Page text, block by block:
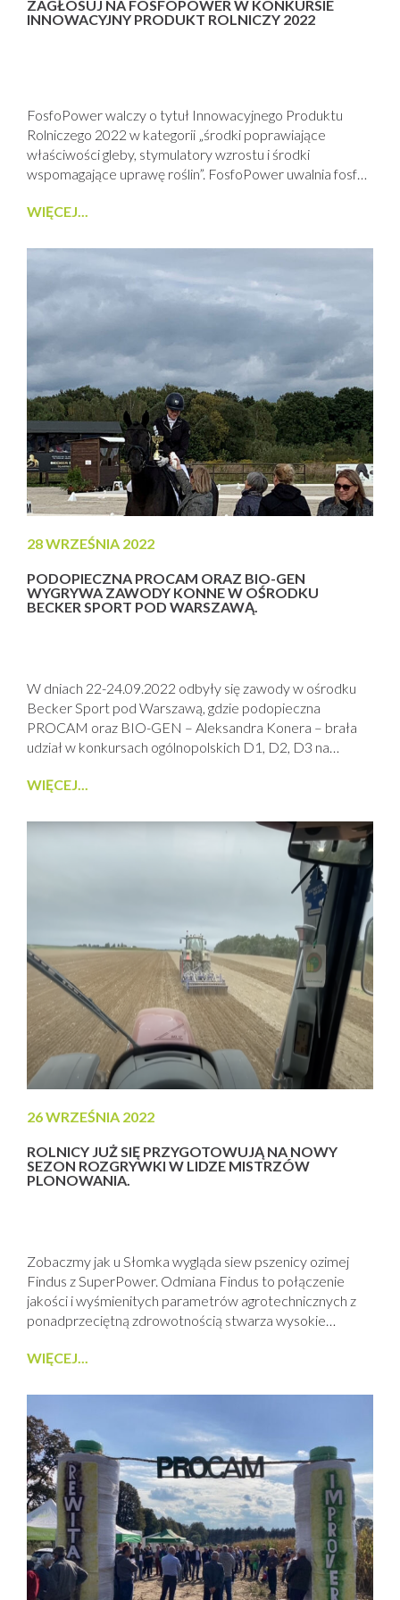
ZAGŁOSUJ NA FOSFOPOWER W KONKURSIE
INNOWACYJNY PRODUKT ROLNICZY 2022
FosfoPower walczy o tytuł Innowacyjnego Produktu
Rolniczego 2022 w kategorii „środki poprawiające
właściwości gleby, stymulatory wzrostu i środki
wspomagające uprawę roślin”. FosfoPower uwalnia fosfor
przyswajalnej formie. Zachęcamy do oddawania głosów
BIO-GEN.
WIĘCEJ...
28 WRZEŚNIA 2022
PODOPIECZNA PROCAM ORAZ BIO-GEN
WYGRYWA ZAWODY KONNE W OŚRODKU
BECKER SPORT POD WARSZAWĄ.
W dniach 22-24.09.2022 odbyły się zawody w ośrodku
Becker Sport pod Warszawą, gdzie podopieczna
PROCAM oraz BIO-GEN – Aleksandra Konera – brała
udział w konkursach ogólnopolskich D1, D2, D3 na
wyniki to: D1 – 68,943%, D2 – 64,485%, D3 – 65,887%.
życzymy kolejnych, wielkich...
WIĘCEJ...
26 WRZEŚNIA 2022
ROLNICY JUŻ SIĘ PRZYGOTOWUJĄ NA NOWY
SEZON ROZGRYWKI W LIDZE MISTRZÓW
PLONOWANIA.
Zobaczmy jak u Słomka wygląda siew pszenicy ozimej
Findus z SuperPower. Odmiana Findus to połączenie
jakości i wyśmienitych parametrów agrotechnicznych z
ponadprzeciętną zdrowotnością stwarza wysokie
warunkach, zarówno stresu wodnego jak i
na 6. Więcej szczegółów u Doradców PROCAM. Ze
środków ochrony roślin należy korzystać...
WIĘCEJ...